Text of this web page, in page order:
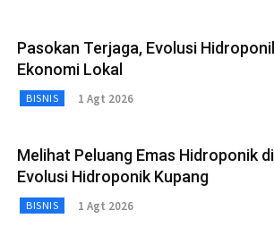
Pasokan Terjaga, Evolusi
Ekonomi Lokal
BISNIS 1 Agt 2026
Melihat Peluang Emas Hidroponik
Evolusi Hidroponik Kupang
BISNIS 1 Agt 2026